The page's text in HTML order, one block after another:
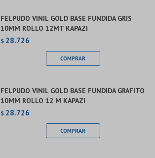
FELPUDO VINIL GOLD BASE FUNDIDA GRIS
10MM ROLLO 12MT KAPAZI
$ 28.726
FELPUDO VINIL GOLD BASE FUNDIDA GRAFITO
10MM ROLLO 12 M KAPAZI
$ 28.726